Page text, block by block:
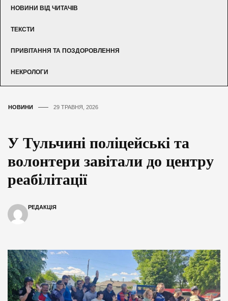
НОВИНИ ВІД ЧИТАЧІВ
ТЕКСТИ
ПРИВІТАННЯ ТА ПОЗДОРОВЛЕННЯ
НЕКРОЛОГИ
НОВИНИ 29 ТРАВНЯ, 2026
У Тульчині поліцейські та
волонтери завітали до центру
реабілітації
РЕДАКЦІЯ